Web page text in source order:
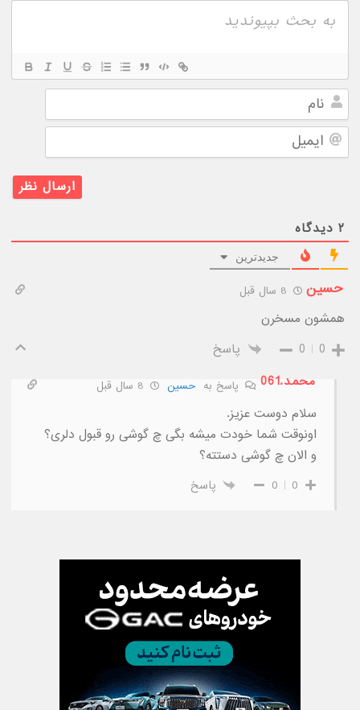
نام
ایمیل
۲ دیدگاه
جدیدترین
حسین
همشون مسخرن
0
0
پاسخ
محمد.061
پاسخ به حسین
سلام دوست عزیز.
اونوقت شما خودت میشه بگی چ گوشی رو قبول دلری؟
و الان چ گوشی دستته؟
0
0 پاسخ